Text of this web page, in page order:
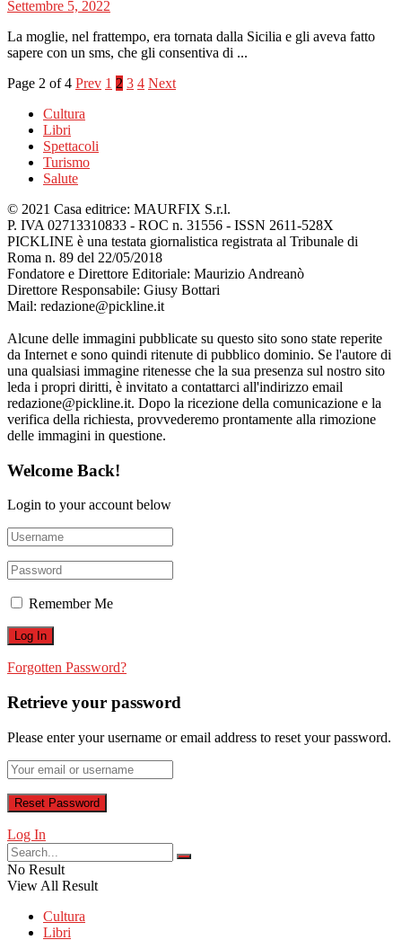
Settembre 5, 2022
La moglie, nel frattempo, era tornata dalla Sicilia e gli aveva fatto
sapere con un sms, che gli consentiva di ...
Page 2 of 4 Prev 1 2 3 4 Next
Cultura
Libri
Spettacoli
Turismo
Salute
© 2021 Casa editrice: MAURFIX S.r.l.
P. IVA 02713310833 - ROC n. 31556 - ISSN 2611-528X
PICKLINE è una testata giornalistica registrata al Tribunale di
Roma n. 89 del 22/05/2018
Fondatore e Direttore Editoriale: Maurizio Andreanò
Direttore Responsabile: Giusy Bottari
Mail: redazione@pickline.it
Alcune delle immagini pubblicate su questo sito sono state reperite
da Internet e sono quindi ritenute di pubblico dominio. Se l'autore di
una qualsiasi immagine ritenesse che la sua presenza sul nostro sito
leda i propri diritti, è invitato a contattarci all'indirizzo email
redazione@pickline.it. Dopo la ricezione della comunicazione e la
verifica della richiesta, provvederemo prontamente alla rimozione
delle immagini in questione.
Welcome Back!
Login to your account below
Remember Me
Forgotten Password?
Retrieve your password
Please enter your username or email address to reset your password.
Log In
No Result
View All Result
Cultura
Libri